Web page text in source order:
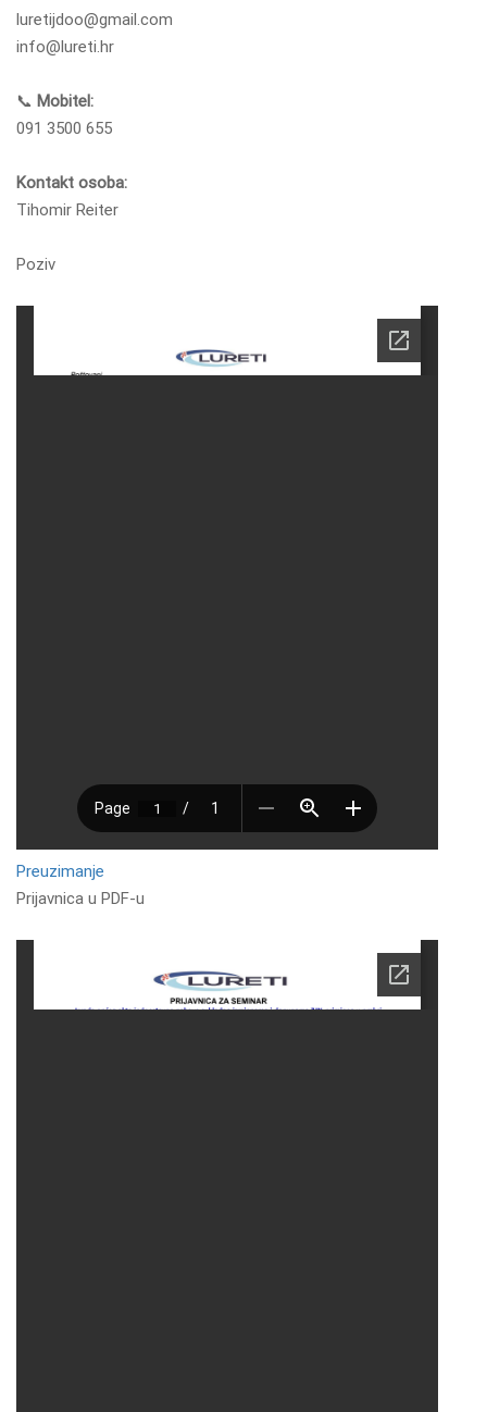
luretijdoo@gmail.com
info@lureti.hr
📞 Mobitel:
091 3500 655
Kontakt osoba:
Tihomir Reiter
Poziv
Preuzimanje
Prijavnica u PDF-u